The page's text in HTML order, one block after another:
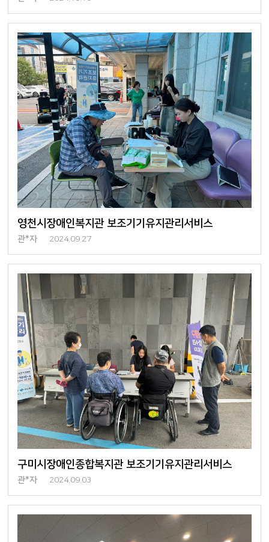
영천시장애인복지관 보조기기유지관리서비스
관*자 2024.09.27
구미시장애인종합복지관 보조기기유지관리서비스
관*자 2024.09.03